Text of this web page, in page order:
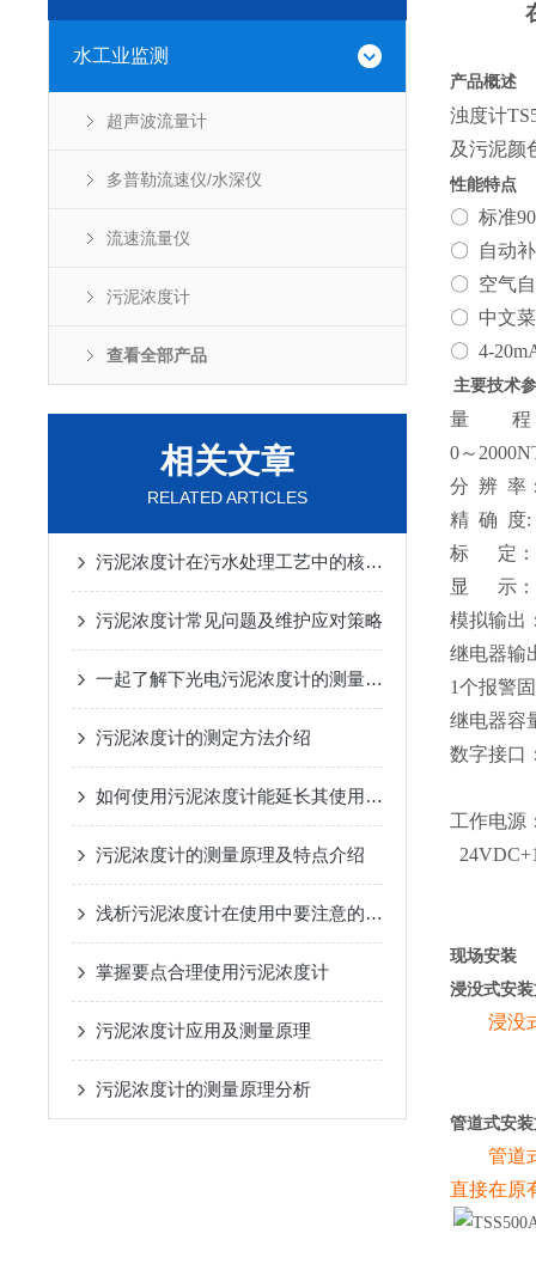
水工业监测
超声波流量计
多普勒流速仪/水深仪
流速流量仪
污泥浓度计
查看全部产品
相关文章
RELATED ARTICLES
污泥浓度计在污水处理工艺中的核心监测作用
污泥浓度计常见问题及维护应对策略
一起了解下光电污泥浓度计的测量原理
污泥浓度计的测定方法介绍
如何使用污泥浓度计能延长其使用寿命？
污泥浓度计的测量原理及特点介绍
浅析污泥浓度计在使用中要注意的几点问题
掌握要点合理使用污泥浓度计
污泥浓度计应用及测量原理
污泥浓度计的测量原理分析
产品概述
浊度计
及污泥颜
性能特点
〇 标准
〇 自动
〇 空气
〇 中文
〇 4-
主要技术
量 程
0～
分 辨
精 确
标 定：
显 示：
模拟输出
继电器
1个报警
继电器容
数字接口
工作电源
24VDC+
现场安装
浸没式安
浸没式
管道式安
管道式
直接在原